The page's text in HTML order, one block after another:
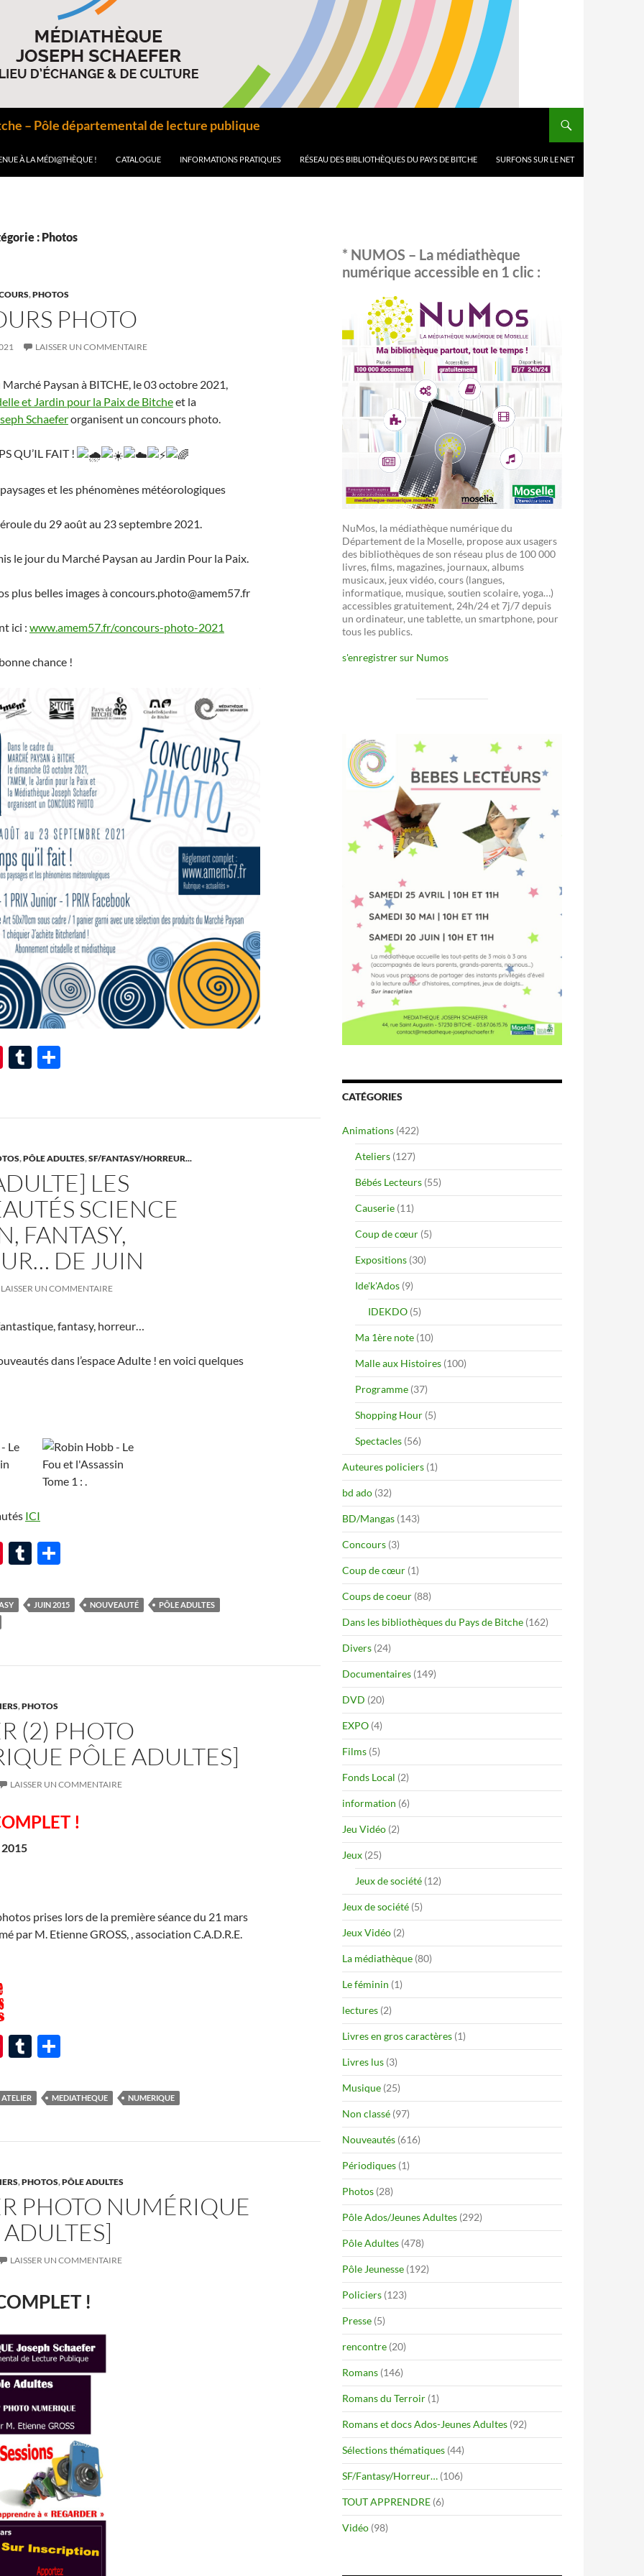
– Pôle départemental de lecture publique
À LA MÉDI@THÈQUE ! CATALOGUE INFORMATIONS PRATIQUES RÉSEAU DES BIBLIOTHÈQUES DU PAYS DE BITCHE SURFONS SUR LE NET
: Photos
,PHOTOS
PHOTO
LAISSER UN COMMENTAIRE
Marché Paysan à BITCHE, le 03 octobre 2021,
et Jardin pour la Paix de Bitcheet la
Schaeferorganisent un concours photo.
QU’IL FAIT !
et les phénomènes météorologiques
du 29 août au 23 septembre 2021.
le jour du Marché Paysan au Jardin Pour la Paix.
plus belles images à concours.photo@amem57.fr
ici : www.amem57.fr/concours-photo-2021
chance !
Pi
es
t
T
bl
r
g
er
,PÔLE ADULTES,SF/FANTASY/HORREUR...
LES
SCIENCE
FANTASY,
DE JUIN
LAISSER UN COMMENTAIRE
fantasy, horreur…
dans l’espace Adulte ! en voici quelques
ICI
Pi
er
es
T
m
bl
ta
g
JUIN 2015 NOUVEAUTÉ
PÔLE ADULTES
,PHOTOS
(2) PHOTO
PÔLE ADULTES]
LAISSER UN COMMENTAIRE
!
2015
prises lors de la première séance du 21 mars
par M. Etienne GROSS, , association C.A.D.R.E.
Pi
er
es
t
T
m
bl
r
ta
g
er
ATELIER MEDIATHEQUE NUMERIQUE
,PHOTOS,PÔLE ADULTES
PHOTO NUMÉRIQUE
LAISSER UN COMMENTAIRE
!
* NUMOS – La médiathèque
numérique accessible en 1 clic :
NuMos, la médiathèque numérique du
Département de la Moselle, propose aux usagers
des bibliothèques de son réseau plus de 100 000
livres, films, magazines, journaux, albums
musicaux, jeux vidéo, cours (langues,
informatique, musique, soutien scolaire, yoga…)
accessibles gratuitement, 24h/24 et 7j/7 depuis
un ordinateur, une tablette, un smartphone, pour
tous les publics.
s'enregistrer sur Numos
CATÉGORIES
Animations (422)
Ateliers (127)
Bébés Lecteurs (55)
Causerie (11)
Coup de cœur (5)
Expositions (30)
Ide'k'Ados (9)
IDEKDO (5)
Ma 1ère note (10)
Malle aux Histoires (100)
Programme (37)
Shopping Hour (5)
Spectacles (56)
Auteures policiers (1)
bd ado (32)
BD/Mangas (143)
Concours (3)
Coup de cœur (1)
Coups de coeur (88)
Dans les bibliothèques du Pays de Bitche (162)
Divers (24)
Documentaires (149)
DVD (20)
EXPO (4)
Films (5)
Fonds Local (2)
information (6)
Jeu Vidéo (2)
Jeux (25)
Jeux de société (12)
Jeux de société (5)
Jeux Vidéo (2)
La médiathèque (80)
Le féminin (1)
lectures (2)
Livres en gros caractères (1)
Livres lus (3)
Musique (25)
Non classé (97)
Nouveautés (616)
Périodiques (1)
Photos (28)
Pôle Ados/Jeunes Adultes (292)
Pôle Adultes (478)
Pôle Jeunesse (192)
Policiers (123)
Presse (5)
rencontre (20)
Romans (146)
Romans du Terroir (1)
Romans et docs Ados-Jeunes Adultes (92)
Sélections thématiques (44)
SF/Fantasy/Horreur… (106)
TOUT APPRENDRE (6)
Vidéo (98)